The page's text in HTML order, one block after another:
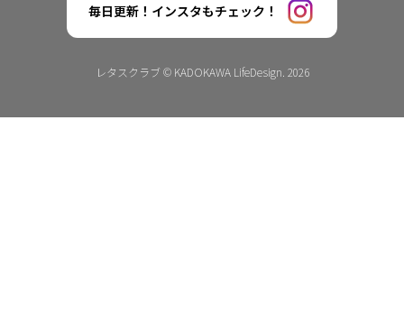
毎日更新！インスタもチェック！
レタスクラブ © KADOKAWA LifeDesign. 2026